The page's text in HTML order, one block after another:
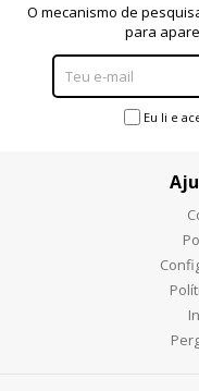
O mecanismo de
para
Eu li e